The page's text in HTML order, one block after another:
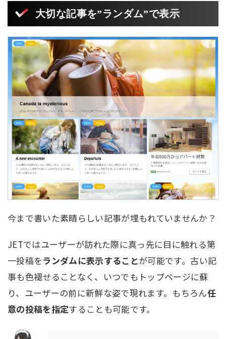
大切な記事を”ランダム”で表示
今まで書いた素晴らしい記事が埋もれていませんか？
JETではユーザーが訪れた際に真っ先に目に触れる第
一投稿をランダムに表示することが可能です。古い記
事も色褪せることなく、いつでもトップページに蘇
り、ユーザーの前に新鮮な姿で現れます。もちろん任
意の投稿を指定することも可能です。